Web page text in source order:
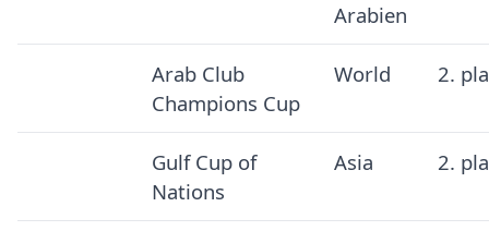
Arabien
Arab Club
Champions Cup
World 2.
Gulf Cup of
Nations
Asia 2.